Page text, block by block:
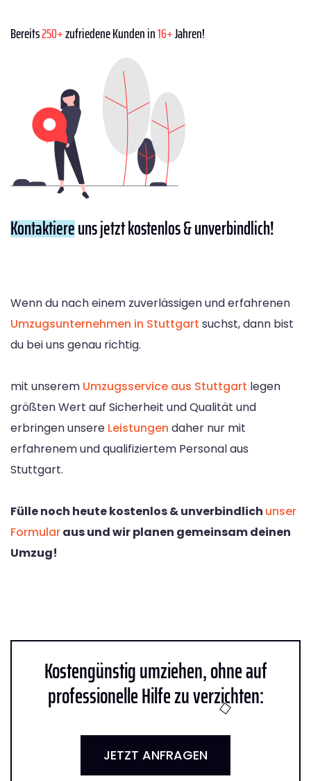
Bereits250+zufriedene Kunden in16+Jahren!
Kontaktiereuns jetzt kostenlos & unverbindlich!
Wenn du nach einem zuverlässigen und erfahrenen
Umzugsunternehmen in Stuttgart suchst, dann bist
du bei uns genau richtig.
mit unserem Umzugsservice aus Stuttgart legen
größten Wert auf Sicherheit und Qualität und
erbringen unsere Leistungen daher nur mit
erfahrenem und qualifiziertem Personal aus
Stuttgart.
Fülle noch heute kostenlos & unverbindlich unser
Formularaus und wir planen gemeinsam deinen
Umzug!
Kostengünstig umziehen, ohne auf
professionelle Hilfe zu verzichten:
JETZT ANFRAGEN